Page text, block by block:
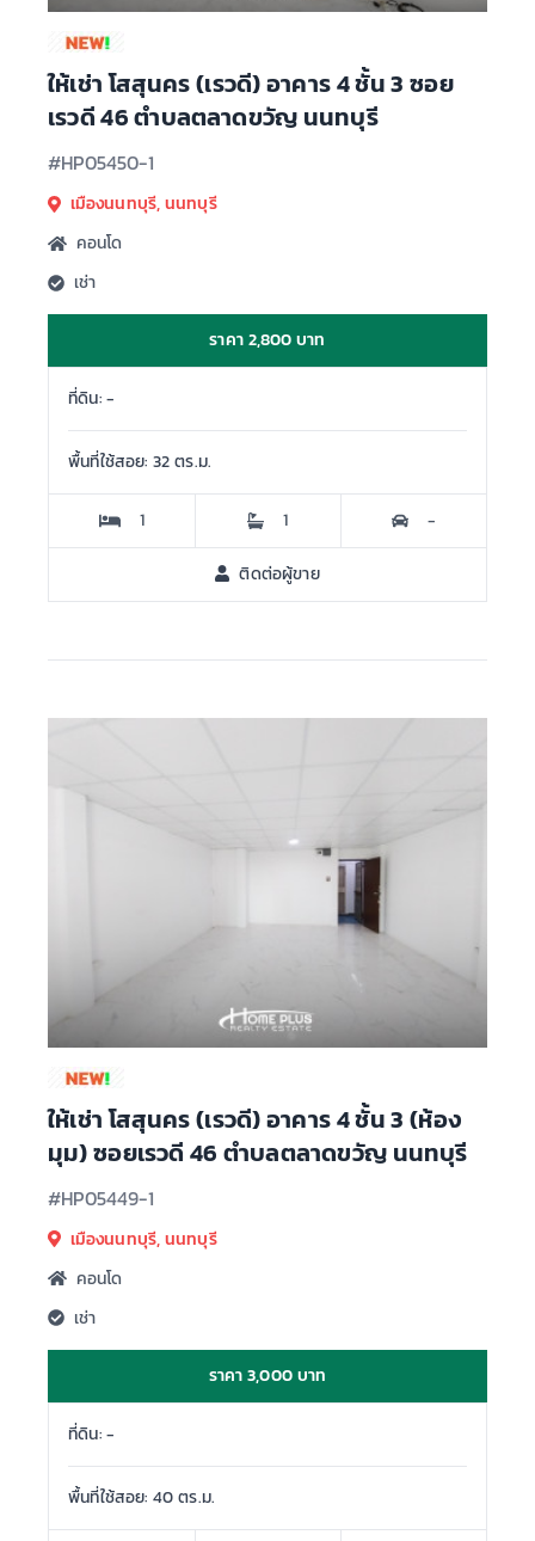
ให้เช่า โสสุนคร (เรวดี) อาคาร 4 ชั้น 3 ซอย
เรวดี 46 ตำบลตลาดขวัญ นนทบุรี
#HP05450-1
เมืองนนทบุรี, นนทบุรี
คอนโด
เช่า
ราคา 2,800 บาท
ที่ดิน: -
พื้นที่ใช้สอย: 32 ตร.ม.
1 1 -
ติดต่อผู้ขาย
ให้เช่า โสสุนคร (เรวดี) อาคาร 4 ชั้น 3 (ห้อง
มุม) ซอยเรวดี 46 ตำบลตลาดขวัญ นนทบุรี
#HP05449-1
เมืองนนทบุรี, นนทบุรี
คอนโด
เช่า
ราคา 3,000 บาท
ที่ดิน: -
พื้นที่ใช้สอย: 40 ตร.ม.